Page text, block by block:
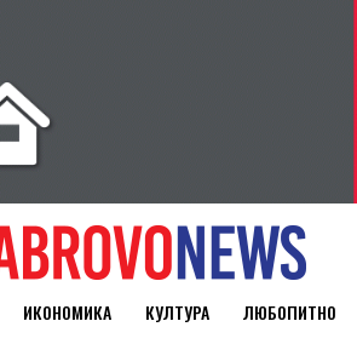
ИКОНОМИКА КУЛТУРА ЛЮБОПИТНО